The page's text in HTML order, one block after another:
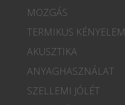
MOZGÁS
TERMIKUS KÉNYELEM
AKUSZTIKA
ANYAGHASZNÁLAT
SZELLEMI JÓLÉT